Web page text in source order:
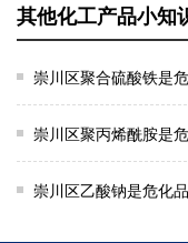
其他化工产品小知
崇川区聚合硫酸铁是
崇川区聚丙烯酰胺是
崇川区乙酸钠是危化